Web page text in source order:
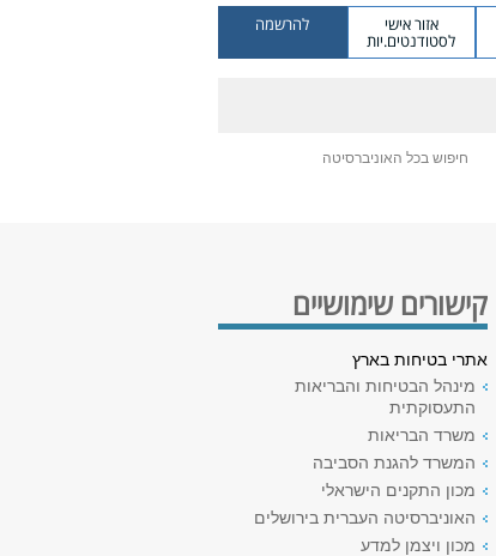
אזור אישי
לסטודנטים.יות
להרשמה
חיפוש בכל האוניברסיטה
קישורים שימושיים
אתרי בטיחות בארץ
מינהל הבטיחות והבריאות
התעסוקתית
משרד הבריאות
המשרד להגנת הסביבה
מכון התקנים הישראלי
האוניברסיטה העברית בירושלים
מכון ויצמן למדע